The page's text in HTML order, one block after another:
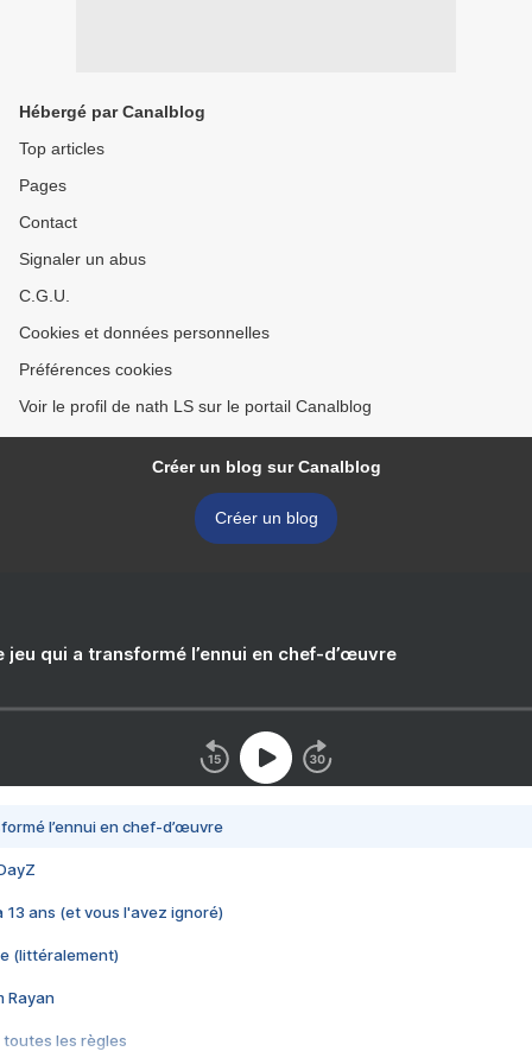
Hébergé par Canalblog
Top articles
Pages
Contact
Signaler un abus
C.G.U.
Cookies et données personnelles
Préférences cookies
Voir le profil de nath LS sur le portail Canalblog
Créer un blog sur Canalblog
Créer un blog
jeu qui a transformé l’ennui en chef-d’œuvre
l’ennui en chef-d’œuvre
13 ans (et vous l'avez ignoré)
(littéralement)
Rayan
toutes les règles